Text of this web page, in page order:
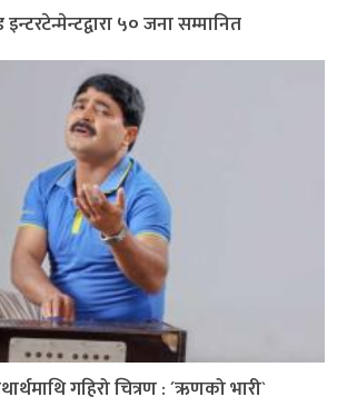
इन्टरटेन्मेन्टद्वारा ५० जना सम्मानित
गहिरो चित्रण : ´ऋणको भारी`